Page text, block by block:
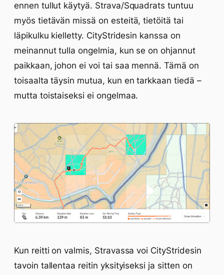
ennen tullut käytyä. Strava/Squadrats tuntuu
myös tietävän missä on esteitä, tietöitä tai
läpikulku kielletty. CityStridesin kanssa on
meinannut tulla ongelmia, kun se on ohjannut
paikkaan, johon ei voi tai saa mennä. Tämä on
toisaalta täysin mutua, kun en tarkkaan tiedä –
mutta toistaiseksi ei ongelmaa.
Kun reitti on valmis, Stravassa voi CityStridesin
tavoin tallentaa reitin yksityiseksi ja sitten on